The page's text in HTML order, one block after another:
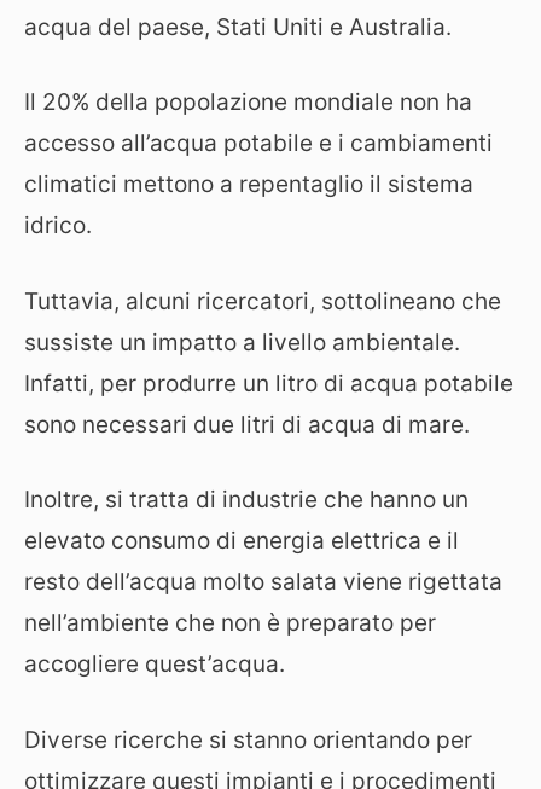
acqua del paese, Stati Uniti e Australia.
Il 20% della popolazione mondiale non ha
accesso all’acqua potabile e i cambiamenti
climatici mettono a repentaglio il sistema
idrico.
Tuttavia, alcuni ricercatori, sottolineano che
sussiste un impatto a livello ambientale.
Infatti, per produrre un litro di acqua potabile
sono necessari due litri di acqua di mare.
Inoltre, si tratta di industrie che hanno un
elevato consumo di energia elettrica e il
resto dell’acqua molto salata viene rigettata
nell’ambiente che non è preparato per
accogliere quest’acqua.
Diverse ricerche si stanno orientando per
ottimizzare questi impianti e i procedimenti